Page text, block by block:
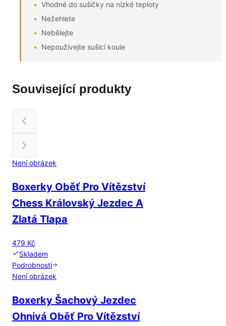
Vhodné do sušičky na nízké teploty
Nežehlete
Nebělejte
Nepoužívejte sušicí koule
Související produkty
Není obrázek
Boxerky Oběť Pro Vítězství
Chess Královský Jezdec A
Zlatá Tlapa
479 Kč
Skladem
Podrobnosti
Není obrázek
Boxerky Šachový Jezdec
Ohnivá Oběť Pro Vítězství